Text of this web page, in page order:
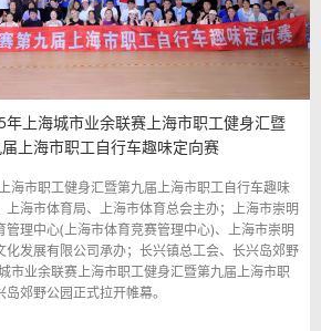
年上海城市业余联赛上海市职工健身汇暨
上海市职工自行车趣味定向赛
海市职工健身汇暨第九届上海市职工自行车趣味
上海市体育局、上海市体育总会主办；上海市崇明
管理中心(上海市体育竞赛管理中心)、上海市崇明
化发展有限公司承办；长兴镇总工会、长兴岛郊野
市业余联赛上海市职工健身汇暨第九届上海市职
郊野公园正式拉开帷幕。